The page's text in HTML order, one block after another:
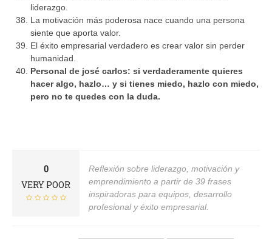
liderazgo.
La motivación más poderosa nace cuando una persona
siente que aporta valor.
El éxito empresarial verdadero es crear valor sin perder
humanidad.
Personal de josé carlos: si verdaderamente quieres
hacer algo, hazlo… y si tienes miedo, hazlo con miedo,
pero no te quedes con la duda.
0
VERY POOR
Reflexión sobre liderazgo, motivación y
emprendimiento a partir de 39 frases
inspiradoras para equipos, desarrollo
profesional y éxito empresarial.